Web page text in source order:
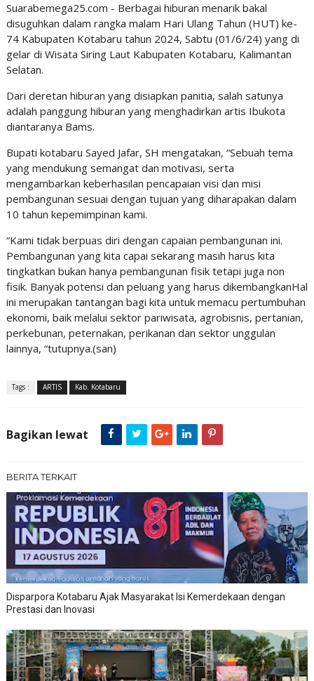
Suarabemega25.com - Berbagai hiburan menarik bakal
disuguhkan dalam rangka malam Hari Ulang Tahun (HUT) ke-
74 Kabupaten Kotabaru tahun 2024, Sabtu (01/6/24) yang di
gelar di Wisata Siring Laut Kabupaten Kotabaru, Kalimantan
Selatan.
Dari deretan hiburan yang disiapkan panitia, salah satunya
adalah panggung hiburan yang menghadirkan artis Ibukota
diantaranya Bams.
Bupati kotabaru Sayed Jafar, SH mengatakan, “Sebuah tema
yang mendukung semangat dan motivasi, serta
mengambarkan keberhasilan pencapaian visi dan misi
pembangunan sesuai dengan tujuan yang diharapakan dalam
10 tahun kepemimpinan kami.
“Kami tidak berpuas diri dengan capaian pembangunan ini.
Pembangunan yang kita capai sekarang masih harus kita
tingkatkan bukan hanya pembangunan fisik tetapi juga non
fisik. Banyak potensi dan peluang yang harus dikembangkanHal
ini merupakan tantangan bagi kita untuk memacu pertumbuhan
ekonomi, baik melalui sektor pariwisata, agrobisnis, pertanian,
perkebunan, peternakan, perikanan dan sektor unggulan
lainnya, “tutupnya.(san)
Tags : ARTIS Kab. Kotabaru
Bagikan lewat
BERITA TERKAIT
Disparpora Kotabaru Ajak Masyarakat Isi Kemerdekaan dengan
Prestasi dan Inovasi